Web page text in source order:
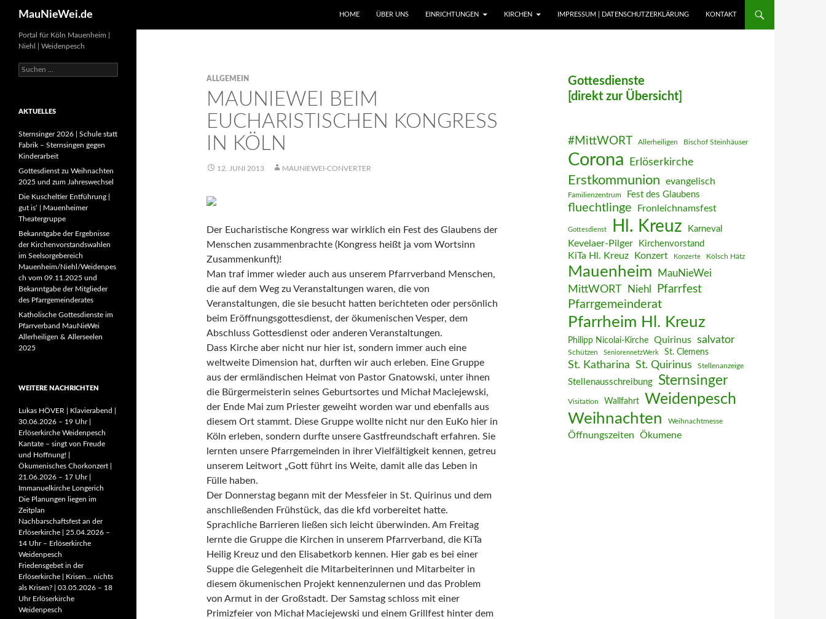
MauNieWei.de
HOME
ÜBER UNS EINRICHTUNGEN KIRCHEN IMPRESSUM | DATENSCHUTZERKLÄRUNG KONTAKT
ALLGEMEIN
MAUNIEWEI BEIM
EUCHARISTISCHEN KONGRESS
IN KÖLN
12. JUNI 2013 MAUNIEWEI-CONVERTER
Der Eucharistische Kongress war wirklich ein Fest des Glaubens der
Menschen zusammenbrachte (Kongress heißt ja vom Wortsinn
Zusammenkunft)!
Man traf immer wieder auch aus unserem Pfarrverband Menschen,
die auf dem Weg zu Veranstaltungen waren, die von
Veranstaltungen, die sie besucht hatten berichteten oder persönlich
beim Eröffnungsgottesdienst, der ökumenischen Vesper, dem
Abschluss Gottesdienst oder anderen Veranstaltungen.
Dass Kirche aber nicht nur hier ist, sondern immer auch eine
weltweite Dimension hat, durften wir auch erleben. Eine Gruppe
aus der ermländischen Heimat von Pastor Gnatowski, unter ihnen
die Bürgermeisterin seines Geburtsortes und Michał Maciejewski,
der Ende Mai zum Priester geweiht worden war und ebenfalls aus
diesem Ort stammt. Diese Gruppe wollte nicht nur den EuKo hier in
Köln erleben, sondern durfte unsere Gastfreundschaft erfahren. Sie
lernten unsere Pfarrgemeinden in ihrer Vielfältigkeit kennen, getreu
unserem Leitwort „Gott führt ins Weite, damit alle das Leben in
Fülle haben.
Der Donnerstag begann mit der Messfeier in St. Quirinus und dem
anschließenden Frühstück, das die kfd vorbereitet hatte.
Sprachliche Barrieren ließen sich leicht überwinden. Am Freitag
lernte die Gruppe die Kirchen in unserem Pfarrverband, die KiTa
Heilig Kreuz und den Elisabetkorb kennen. Hier gab es bei einer
Suppe die Gelegenheit die Mitarbeiterinnen und Mitarbeiter in
diesem ökumenischen Projekt kennenzulernen und das Problem
von Armut in der Großstadt. Der Samstag schloss mit einer
Primizfeier von Michał Maciejewski und einem Grillfest hinter dem
Gottesdienste
[direkt zur Übersicht]
#MittWORT Allerheiligen Bischof Steinhäuser
Corona Erlöserkirche
Erstkommunion evangelisch
Familienzentrum Fest des Glaubens
fluechtlinge Fronleichnamsfest
Gottesdienst Hl. Kreuz Karneval
Kevelaer-Pilger Kirchenvorstand
KiTa Hl. Kreuz Konzert Konzerte Kölsch Hätz
Mauenheim MauNieWei
MittWORT Niehl Pfarrfest
Pfarrgemeinderat
Pfarrheim Hl. Kreuz
Philipp Nicolai-Kirche Quirinus salvator
Schützen SeniorennetzWerk St. Clemens
St. Katharina St. Quirinus Stellenanzeige
Stellenausschreibung Sternsinger
Visitation Wallfahrt Weidenpesch
Weihnachten Weihnachtmesse
Öffnungszeiten Ökumene
Portal für Köln Mauenheim |
Niehl | Weidenpesch
Suchen
nach:
AKTUELLES
Sternsinger 2026 | Schule statt
Fabrik – Sternsingen gegen
Kinderarbeit
Gottesdienst zu Weihnachten
2025 und zum Jahreswechsel
Die Kuscheltier Entführung |
gut is‘ | Mauenheimer
Theatergruppe
Bekanntgabe der Ergebnisse
der Kirchenvorstandswahlen
im Seelsorgebereich
Mauenheim/Niehl/Weidenpes
ch vom 09.11.2025 und
Bekanntgabe der Mitglieder
des Pfarrgemeinderates
Katholische Gottesdienste im
Pfarrverband MauNieWei
Allerheiligen & Allerseelen
2025
WEITERE NACHRICHTEN
Lukas HÖVER | Klavierabend |
30.06.2026 – 19 Uhr |
Erlöserkirche Weidenpesch
Kantate – singt von Freude
und Hoffnung! |
Ökumenisches Chorkonzert |
21.06.2026 – 17 Uhr |
Immanuelkirche Longerich
Die Planungen liegen im
Zeitplan
Nachbarschaftsfest an der
Erlöserkirche | 25.04.2026 –
14 Uhr – Erlöserkirche
Weidenpesch
Friedensgebet in der
Erlöserkirche | Krisen… nichts
als Krisen? | 03.05.2026 – 18
Uhr Erlöserkirche
Weidenpesch